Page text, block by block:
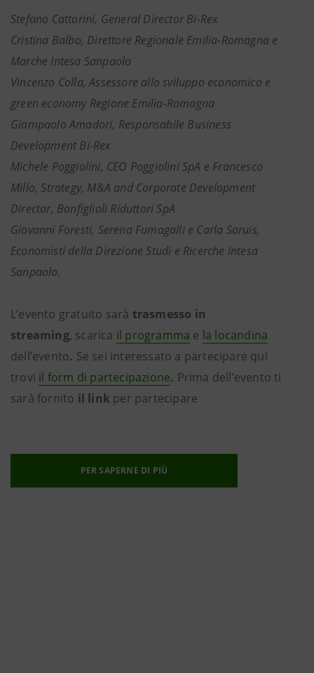
Stefano Cattorini, General Director Bi-Rex
Cristina Balbo, Direttore Regionale Emilia-Romagna e
Marche Intesa Sanpaolo
Vincenzo Colla, Assessore allo sviluppo economico e
green economy Regione Emilia-Romagna
Giampaolo Amadori, Responsabile Business
Development Bi-Rex
Michele Poggiolini, CEO Poggiolini SpA e Francesco
Millo, Strategy, M&A and Corporate Development
Director, Bonfiglioli Riduttori SpA
Giovanni Foresti, Serena Fumagalli e Carla Saruis,
Economisti della Direzione Studi e Ricerche Intesa
Sanpaolo.
L’evento gratuito sarà trasmesso in
streaming, scarica il programma e la locandina
dell’evento. Se sei interessato a partecipare qui
trovi il form di partecipazione. Prima dell’evento ti
sarà fornito il link per partecipare
PER SAPERNE DI PIÙ